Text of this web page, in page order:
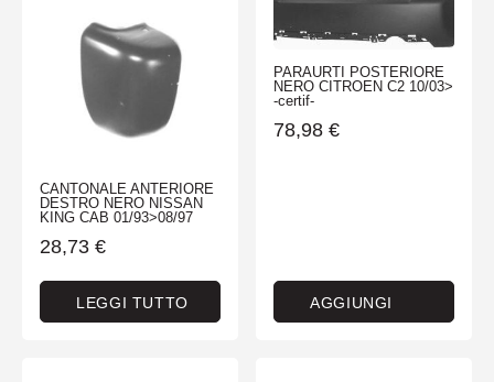
CANTONALE ANTERIORE
DESTRO NERO NISSAN
KING CAB 01/93>08/97
28,73 €
LEGGI TUTTO
PARAURTI POSTERIORE
NERO CITROEN C2 10/03>
-certif-
78,98 €
AGGIUNGI